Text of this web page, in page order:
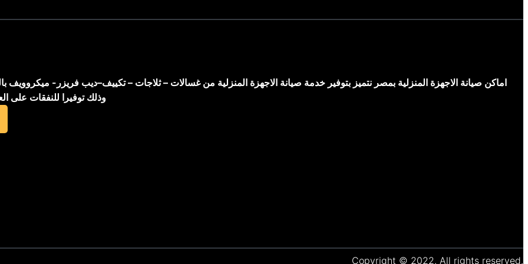
اماكن صيانة الاجهزة المنزلية بمصر نتميز بتوفير خدمة صيانة الاجهزة المنزلية من غسالات – ثلاجات – تكييف–ديب فريزر- ميكروويف
وذلك توفيرا للنفقات على
Copyright © 2022. All rights reserved.